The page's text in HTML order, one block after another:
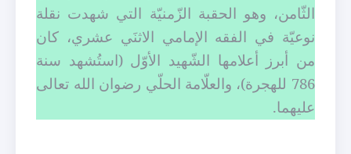
الثّامن، وهو الحقبة الزّمنيّة التي شهدت نقلة
نوعيّة في الفقه الإمامي الاثنَي عشري، كان
من أبرز أعلامها الشّهيد الأوّل (استُشهد سنة
786 للهجرة)، والعلّامة الحلّي رضوان الله تعالى
عليهما.